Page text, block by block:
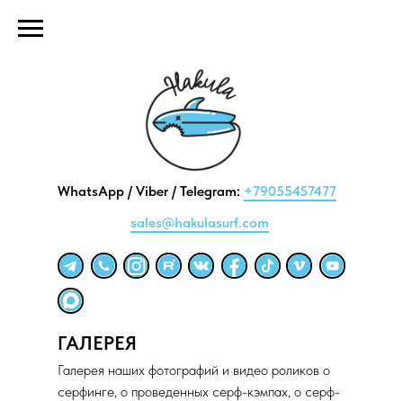
sales@hakulasurf.com
WhatsApp / Viber / Telegram: +79055457477
ГАЛЕРЕЯ
Галерея наших фотографий и видео роликов о
серфинге, о проведенных серф-кэмпах, о серф-